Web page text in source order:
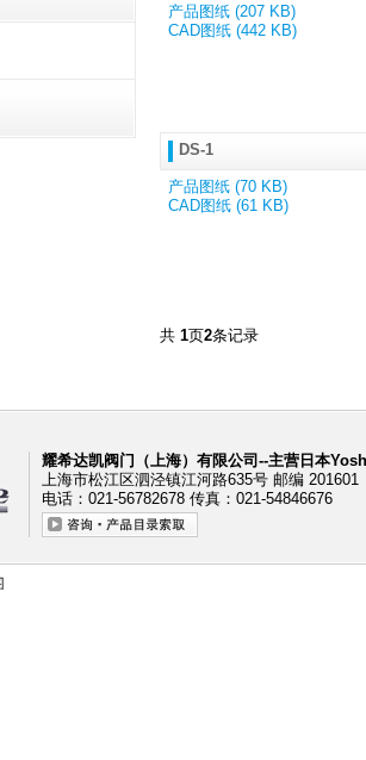
产品图纸 (207 KB)
CAD图纸 (442 KB)
DS-1
产品图纸 (70 KB)
CAD图纸 (61 KB)
共 1页2条记录
耀希达凯阀门（上海）有限公司--主营日本
上海市松江区泗泾镇江河路635号 邮编 201601
电话：021-56782678 传真：021-54846676